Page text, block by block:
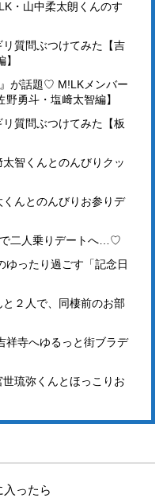
・山中柔太朗くんのす
リ質問ぶつけてみた【吉
が話題♡ M!LKメンバー
勇斗・塩﨑太智編】
質問ぶつけてみた【板
智くんとのんびりクッ
くんとのんびりお参りデ
で二人乗りデートへ…♡
ゆったり過ごす「記念日
と２人で、同棲前のお部
祥寺へゆるっと街ブラデ
世琉弥くんとほっこりお
入ったら